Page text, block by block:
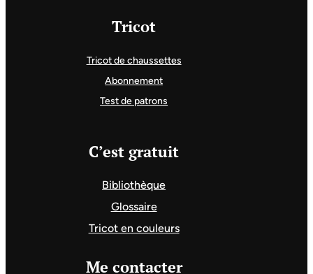
Tricot
Tricot de chaussettes
Abonnement
Test de patrons
C’est gratuit
Bibliothèque
Glossaire
Tricot en couleurs
Me contacter